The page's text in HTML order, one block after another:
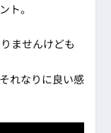
ト。
ませんけども
れなりに良い感